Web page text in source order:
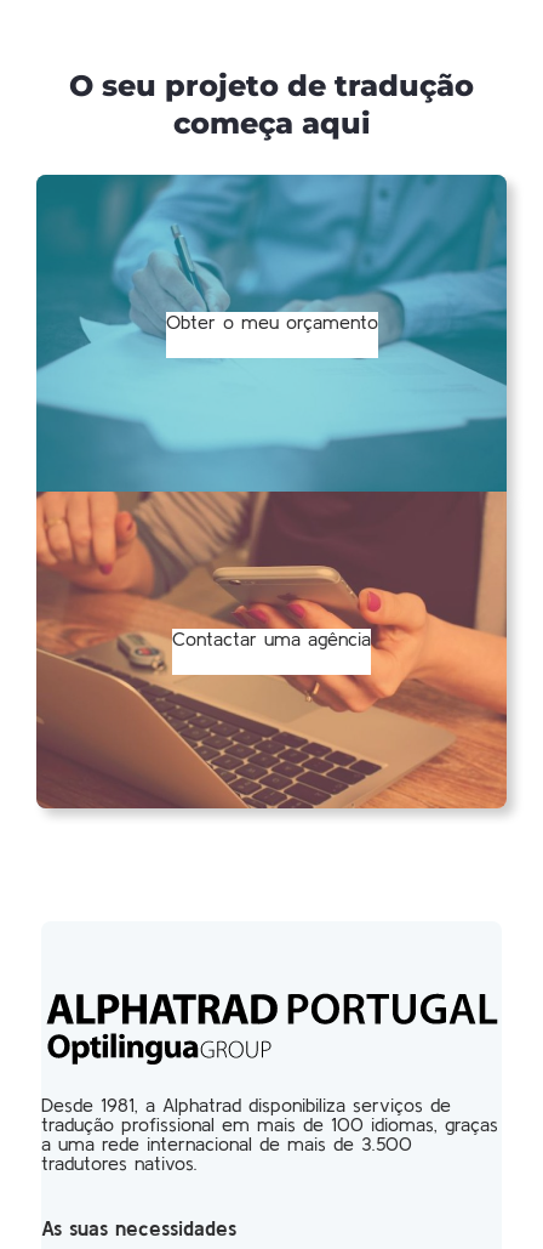
O seu projeto de tradução
começa aqui
Obter o meu orçamento
Contactar uma agência
Desde 1981, a Alphatrad disponibiliza serviços de
tradução profissional em mais de 100 idiomas, graças
a uma rede internacional de mais de 3.500
tradutores nativos.
As suas necessidades